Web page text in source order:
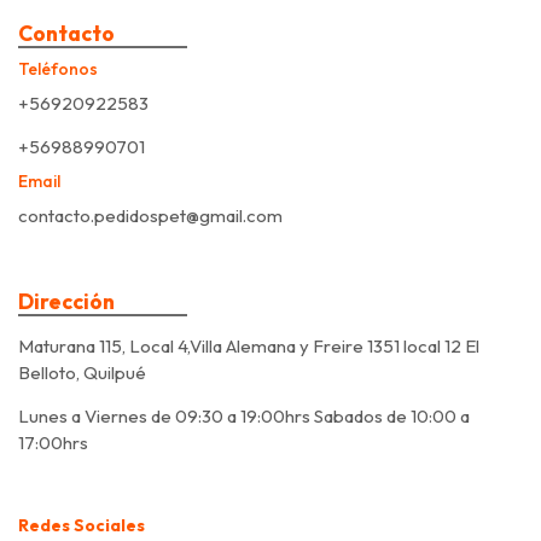
Contacto
Teléfonos
+56920922583
+56988990701
Email
contacto.pedidospet@gmail.com
Dirección
Maturana 115, Local 4,Villa Alemana y Freire 1351 local 12 El
Belloto, Quilpué
Lunes a Viernes de 09:30 a 19:00hrs Sabados de 10:00 a
17:00hrs
Redes Sociales